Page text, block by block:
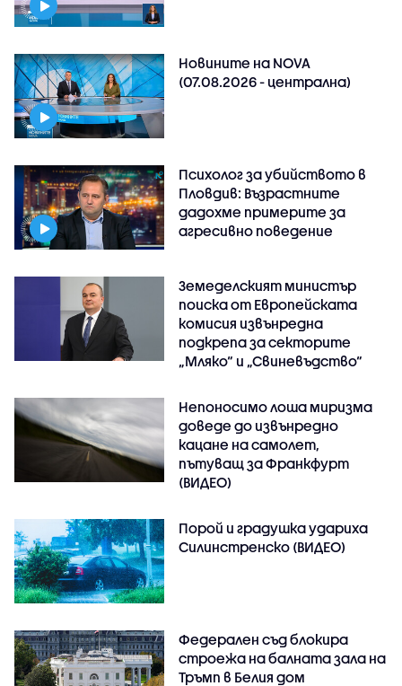
Новините на NOVA
(07.08.2026 - централна)
Психолог за убийството в
Пловдив: Възрастните
дадохме примерите за
агресивно поведение
Земеделският министър
поиска от Европейската
комисия извънредна
подкрепа за секторите
„Мляко“ и „Свиневъдство“
Непоносимо лоша миризма
доведе до извънредно
кацане на самолет,
пътуващ за Франкфурт
(ВИДЕО)
Порой и градушка удариха
Силинстренско (ВИДЕО)
Федерален съд блокира
строежа на балната зала на
Тръмп в Белия дом